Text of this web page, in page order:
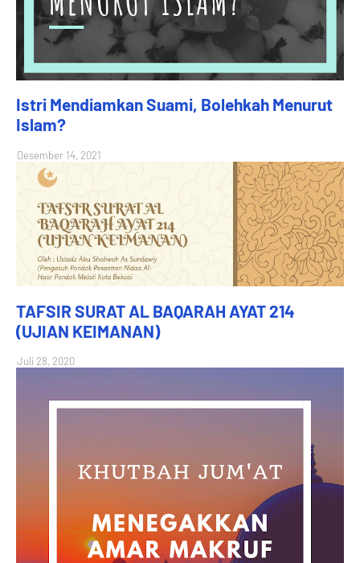
Istri Mendiamkan Suami, Bolehkah Menurut
Islam?
Desember 14, 2021
TAFSIR SURAT AL BAQARAH AYAT 214
(UJIAN KEIMANAN)
Juli 28, 2020